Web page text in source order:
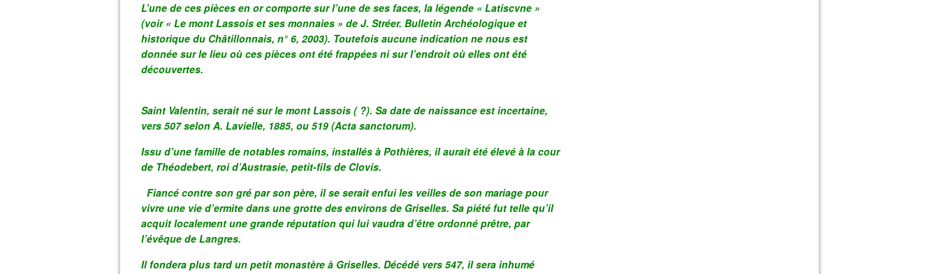
L’une de ces pièces en or comporte sur l’une de ses faces, la légende « Latiscvne »
(voir « Le mont Lassois et ses monnaies » de J. Stréer. Bulletin Archéologique et
historique du Châtillonnais, n° 6, 2003). Toutefois aucune indication ne nous est
donnée sur le lieu où ces pièces ont été frappées ni sur l’endroit où elles ont été
découvertes.
Saint Valentin, serait né sur le mont Lassois ( ?). Sa date de naissance est incertaine,
vers 507 selon A. Lavielle, 1885, ou 519 (Acta sanctorum).
Issu d’une famille de notables romains, installés à Pothières, il aurait été élevé à la cour
de Théodebert, roi d’Austrasie, petit-fils de Clovis.
Fiancé contre son gré par son père, il se serait enfui les veilles de son mariage pour
vivre une vie d’ermite dans une grotte des environs de Griselles. Sa piété fut telle qu’il
acquit localement une grande réputation qui lui vaudra d’être ordonné prêtre, par
l’évêque de Langres.
Il fondera plus tard un petit monastère à Griselles. Décédé vers 547, il sera inhumé